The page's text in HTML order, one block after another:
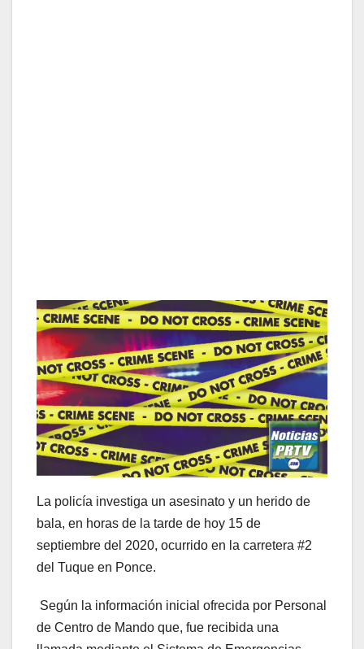
La policía investiga un asesinato y un herido de
bala, en horas de la tarde de hoy 15 de
septiembre del 2020, ocurrido en la carretera #2
del Tuque en Ponce.
Según la información inicial ofrecida por Personal
de Centro de Mando que, fue recibida una